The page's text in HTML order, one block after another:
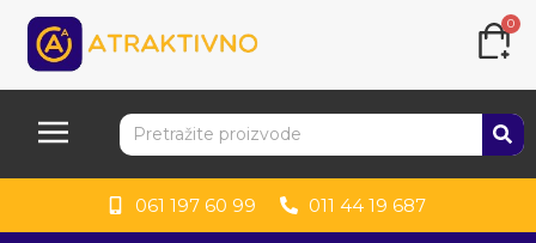
0
061 197 60 99 011 44 19 687